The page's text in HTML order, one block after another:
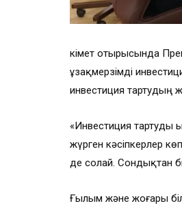
Үкімет отырысында
ұзақмерзімді
инвестиция тартудың
«Инвестиция тартуды
жүрген кәсіпкерлер
де солай. Сондықтан
Ғылым және жоғары